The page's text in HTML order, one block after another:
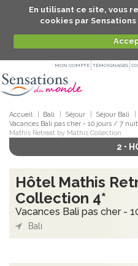
En utilisant ce site, vous
cookies par Sensations
MON COMPTE TÉMOIGNAGES
Accueil Bali Séjour
Séjour Bali
Vacances Bali pas cher - 10 jours / 7
Mathis Retreat by Mathis Collection
2 •
Hôtel Mathis
Collection 4*
Vacances Bali pas cher -
Bali